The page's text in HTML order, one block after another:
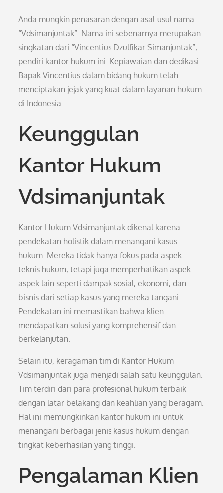
Anda mungkin penasaran dengan asal-usul nama
“Vdsimanjuntak”. Nama ini sebenarnya merupakan
singkatan dari “Vincentius Dzulfikar Simanjuntak”,
pendiri kantor hukum ini. Kepiawaian dan dedikasi
Bapak Vincentius dalam bidang hukum telah
menciptakan jejak yang kuat dalam layanan hukum
di Indonesia.
Keunggulan
Kantor Hukum
Vdsimanjuntak
Kantor Hukum Vdsimanjuntak dikenal karena
pendekatan holistik dalam menangani kasus
hukum. Mereka tidak hanya fokus pada aspek
teknis hukum, tetapi juga memperhatikan aspek-
aspek lain seperti dampak sosial, ekonomi, dan
bisnis dari setiap kasus yang mereka tangani.
Pendekatan ini memastikan bahwa klien
mendapatkan solusi yang komprehensif dan
berkelanjutan.
Selain itu, keragaman tim di Kantor Hukum
Vdsimanjuntak juga menjadi salah satu keunggulan.
Tim terdiri dari para profesional hukum terbaik
dengan latar belakang dan keahlian yang beragam.
Hal ini memungkinkan kantor hukum ini untuk
menangani berbagai jenis kasus hukum dengan
tingkat keberhasilan yang tinggi.
Pengalaman Klien